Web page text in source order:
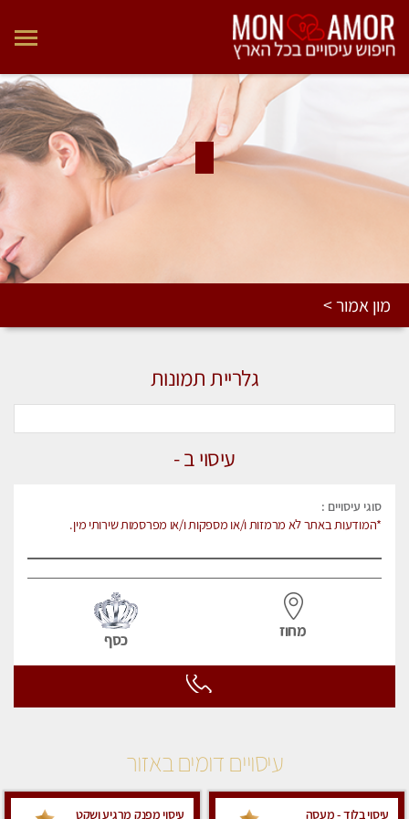
מון אמור >
עיסוי ב -
סוגי עיסויים :
*המודעות באתר לא מרמזות ו/או מספקות ו/או מפרסמות שירותי מין.
מחוז כסף
גלריית תמונות
עיסויים דומים באזור
עיסוי בלוד - מעסה
עיסוי מפנק מרגיע ושקט